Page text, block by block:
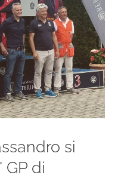
si
GP di